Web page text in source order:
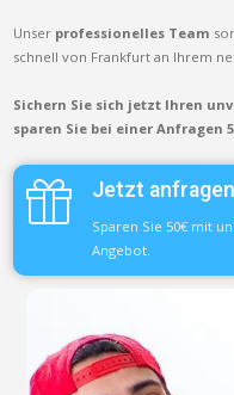
Unser professionelles Team
schnell von Frankfurt an Ihrem
Sichern Sie sich jetzt Ihren
sparen Sie bei einer Anfragen
Jetzt
Sparen Sie 50€ mit
Angebot.